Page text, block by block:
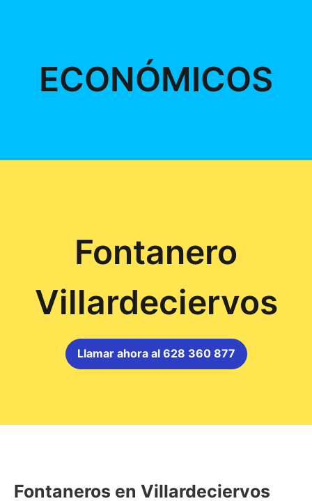
ECONÓMICOS
Fontanero
Villardeciervos
Llamar ahora al 628 360 877
Fontaneros en Villardeciervos